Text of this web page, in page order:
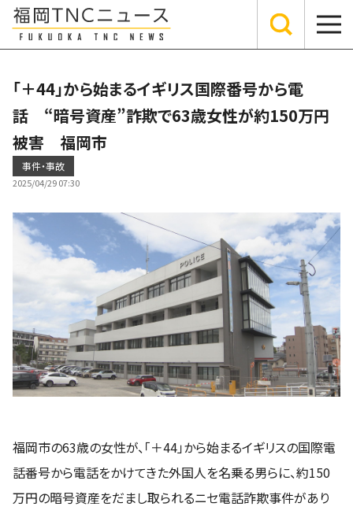
「＋44」から始まるイギリス国際番号から電
話 “暗号資産”詐欺で63歳女性が約150万円
被害 福岡市
事件・事故
2025/04/29 07:30
福岡市の63歳の女性が、「＋44」から始まるイギリスの国際電
話番号から電話をかけてきた外国人を名乗る男らに、約150
万円の暗号資産をだまし取られるニセ電話詐欺事件があり